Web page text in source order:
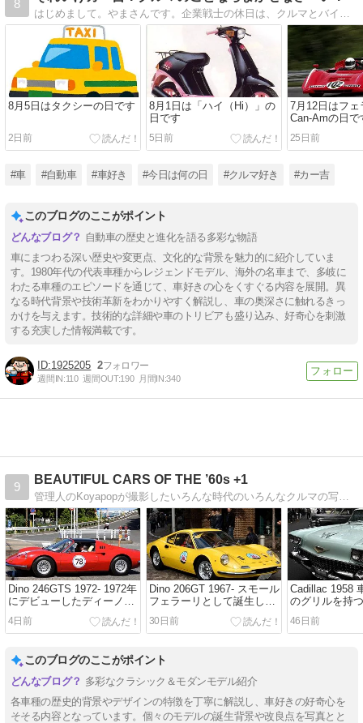
8
はじめまして。やまさんです。企業戦士の休日は、クルマとバイク、ガンダムの事が頭から離れませんw。よろしくお願いします。
8月5日はタクシーの日です
2日前
8月1日は「ハイ（Hi）」の
日です
5日前
7月12日はフ
Can-Amの日で
25日前
#車 #自動車 #車好き #今日は何の日 #クルマ好き #カー吉
このブログのここがポイント
自動車の歴史と進化を語る多彩な物語
車にまつわる深い歴史や変更点、文化的な背景を魅力的に紹介していま
す。1980年代の代表車種からレジェンドモデル、海外の名車まで、多岐に
わたる車種のエピソードを通じて、車好きの心をくすぐる内容を展開。異
なる時代背景や技術革新をわかりやすく解説し、車の奥深さに触れるきっ
かけを与えます。技術的な詳細や車のトリビアも盛り込み、好奇心を刺激
する充実した情報満載です。
1925205 2
週間IN:110 週間OUT:190 月間IN:340
9
BEAUTIFUL CARS OF THE ’60s +1
管理人のKoyapopが撮影したいろんな時代のいろんなクルマの写真を紹介しています。
Dino 246GTS 1972- 1972年
にデビューしたディーノ
246GTS
4日前
Dino 206GT 1967- スモール
フェラーリとして誕生した
ディーノ 206GT
30日前
Cadillac 1958
のグリルを持
ャデラック
46日前
このブログのここがポイント
多彩なクラシック＆モダンモデル紹介
各車種の歴史的背景やデザインの特徴を丁寧に解説し、車好きの好奇心を
そそる内容となっています。個々のモデルの誕生背景や改良点を写真とと